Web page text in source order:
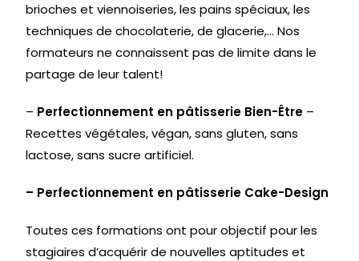
brioches et viennoiseries, les pains spéciaux, les
techniques de chocolaterie, de glacerie,… Nos
formateurs ne connaissent pas de limite dans le
partage de leur talent!
– Perfectionnement en pâtisserie Bien-Être –
Recettes végétales, végan, sans gluten, sans
lactose, sans sucre artificiel.
– Perfectionnement en pâtisserie Cake-Design
Toutes ces formations ont pour objectif pour les
stagiaires d’acquérir de nouvelles aptitudes et